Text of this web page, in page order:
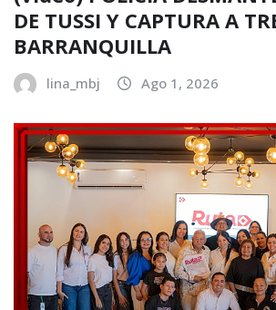
DE TUSSI Y CAPTURA A
BARRANQUILLA
lina_mbj Ago 1, 2026